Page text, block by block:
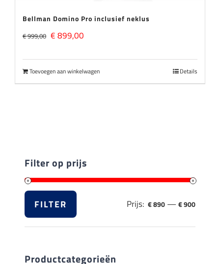
Bellman Domino Pro inclusief neklus
€999,00 Oorspronkelijke
was:
€899,00
is:
Toevoegen aan winkelwagen Details
Filter op prijs
Min.
prijs
Max.
prijs
FILTER Prijs: € 890 —€ 900
Productcategorieën